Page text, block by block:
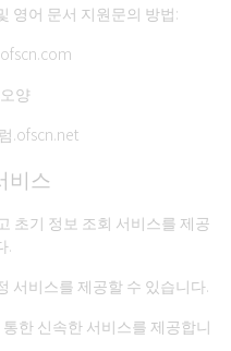
영어 문서 지원문의 방법:
양
.ofscn.net
비스
초기 정보 조회 서비스를 제공
.
서비스를 제공할 수 있습니다.
한 신속한 서비스를 제공합니